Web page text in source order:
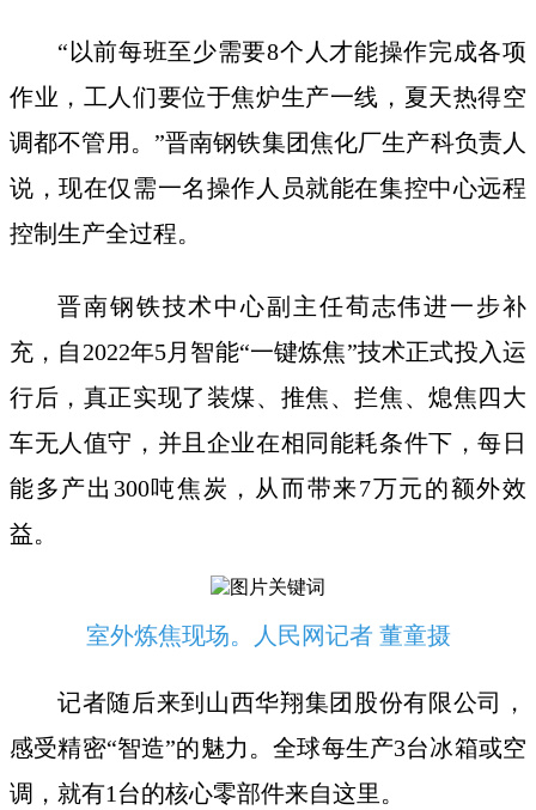
“以前每班至少需要8个人才能操作完成各项
作业，工人们要位于焦炉生产一线，夏天热得空
调都不管用。”晋南钢铁集团焦化厂生产科负责人
说，现在仅需一名操作人员就能在集控中心远程
控制生产全过程。
晋南钢铁技术中心副主任荀志伟进一步补
充，自2022年5月智能“一键炼焦”技术正式投入运
行后，真正实现了装煤、推焦、拦焦、熄焦四大
车无人值守，并且企业在相同能耗条件下，每日
能多产出300吨焦炭，从而带来7万元的额外效
益。
室外炼焦现场。人民网记者 董童摄
记者随后来到山西华翔集团股份有限公司，
感受精密“智造”的魅力。全球每生产3台冰箱或空
调，就有1台的核心零部件来自这里。